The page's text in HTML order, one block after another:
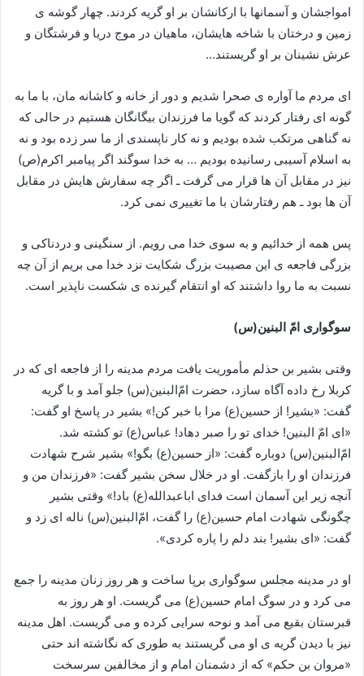
امواج‏شان و آسمان‏ها با ارکان‏شان بر او گریه کردند. چهار گوشه ی
زمین و درختان با شاخه‏ هایشان، ماهیان در موج دریا و فرشتگان و
عرش‏ نشینان بر او گریستند…
اى مردم ما آواره ی صحرا شدیم و دور از خانه و کاشانه‏ مان، با ما به
گونه‏ اى رفتار کردند که گویا ما فرزندان بیگانگان هستیم در حالى که
نه گناهى مرتکب شده بودیم و نه کار ناپسندى از ما سر زده بود و نه
به اسلام آسیبى رسانیده بودیم … به خدا سوگند اگر پیامبر اکرم‏(ص)
نیز در مقابل آن ها قرار می گرفت ـ اگر چه سفارش‏ هایش در مقابل
آن ها بود ـ هم رفتارشان با ما تغییرى نمی کرد.
پس همه از خدائیم و به سوى خدا می رویم. از سنگینى و دردناکى و
بزرگى فاجعه ی این مصیبت بزرگ شکایت نزد خدا می بریم از آن چه
نسبت به ما روا داشتند که او انتقام گیرنده ی شکست‏ ناپذیر است.
سوگوارى امّ البنین‏(س)
وقتى بشیر بن حذلم مأموریت یافت مردم مدینه را از فاجعه‏ اى که در
کربلا رخ داده آگاه سازد، حضرت امّ‌البنین(س) جلو آمد و با گریه
گفت: «بشیر! از حسین(ع) مرا با خبر کن!» بشیر در پاسخ او گفت:
«اى امّ‏ البنین! خداى تو را صبر دهاد! عباس‏(ع) تو کشته شد.
امّ‌البنین‏(س) دوباره گفت: «از حسین‏(ع) بگو!» بشیر شرح شهادت
فرزندان او را بازگفت. او در خلال سخن بشیر گفت: «فرزندان من و
آنچه زیر این آسمان است فداى اباعبدالله(ع) باد!» وقتى بشیر
چگونگى شهادت امام حسین‏(ع) را گفت، امّ‌البنین‏(س) ناله‏ اى زد و
گفت: «اى بشیر! بند دلم را پاره کردى».
او در مدینه مجلس سوگوارى برپا ساخت و هر روز زنان مدینه را جمع
می کرد و در سوگ امام حسین(ع) می گریست. او هر روز به
قبرستان بقیع می آمد و نوحه سرایى کرده و می گریست. اهل مدینه
نیز با دیدن گریه ی او می گریستند به طورى که نگاشته‏ اند حتى
«مروان بن حکم» که از دشمنان امام و از مخالفین سرسخت